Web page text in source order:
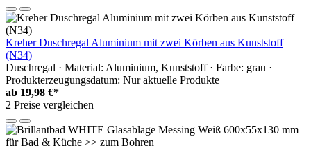
Kreher Duschregal Aluminium mit zwei Körben aus Kunststoff
(N34)
Duschregal · Material: Aluminium, Kunststoff · Farbe: grau ·
Produkterzeugungsdatum: Nur aktuelle Produkte
ab 19,98 €*
2 Preise vergleichen